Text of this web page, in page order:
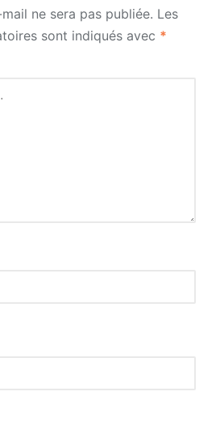
ne sera pas publiée. Les
sont indiqués avec *